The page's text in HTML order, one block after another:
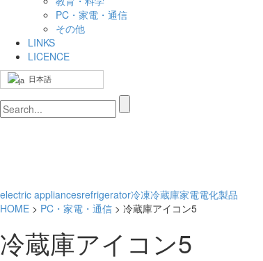
PC・家電・通信
その他
LINKS
LICENCE
日本語
electric appliancesrefrigerator冷凍冷蔵庫家電電化製品
HOME > PC・家電・通信 > 冷蔵庫アイコン5
冷蔵庫アイコン5